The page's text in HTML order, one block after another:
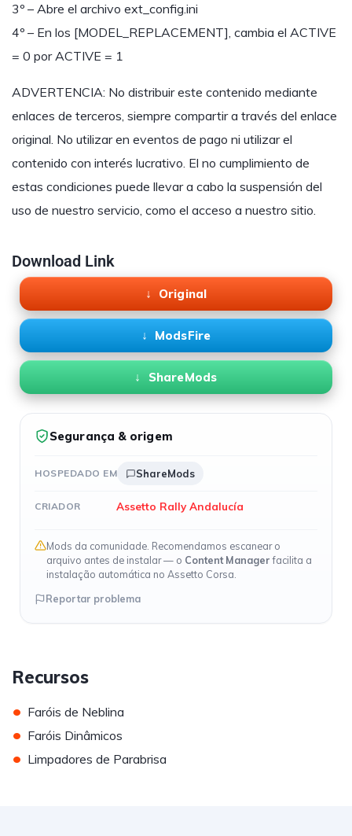
3º – Abre el archivo ext_config.ini
4º – En los [MODEL_REPLACEMENT], cambia el ACTIVE
= 0 por ACTIVE = 1
ADVERTENCIA: No distribuir este contenido mediante
enlaces de terceros, siempre compartir a través del enlace
original. No utilizar en eventos de pago ni utilizar el
contenido con interés lucrativo. El no cumplimiento de
estas condiciones puede llevar a cabo la suspensión del
uso de nuestro servicio, como el acceso a nuestro sitio.
Download Link
Original
ModsFire
ShareMods
Segurança & origem
HOSPEDADO EM ShareMods
CRIADOR Assetto Rally Andalucía
Mods da comunidade. Recomendamos escanear o
arquivo antes de instalar — o Content Managerfacilita a
instalação automática no Assetto Corsa.
Reportar problema
Recursos
• Faróis de Neblina
• Faróis Dinâmicos
• Limpadores de Parabrisa